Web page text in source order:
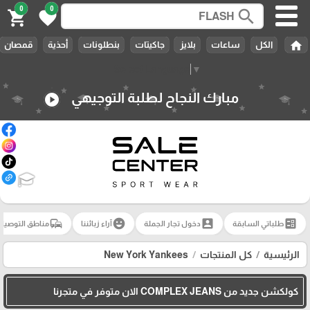
▼
search
0
favorite
0
shopping_cart
home الكل ساعات بلايز جاكيتات بنطلونات أحذية قمصان
مبارك النجاح لطلبة التوجيهي play_circle
🎓
ballotطلباتي السابقة account_box دخول تجار الجملة emoji_emotionsآراء زبائننا commuteمناطق
الرئيسية كل المنتجات New York Yankees
كولكشن جديد من COMPLEX JEANS الان متوفر في متجرنا